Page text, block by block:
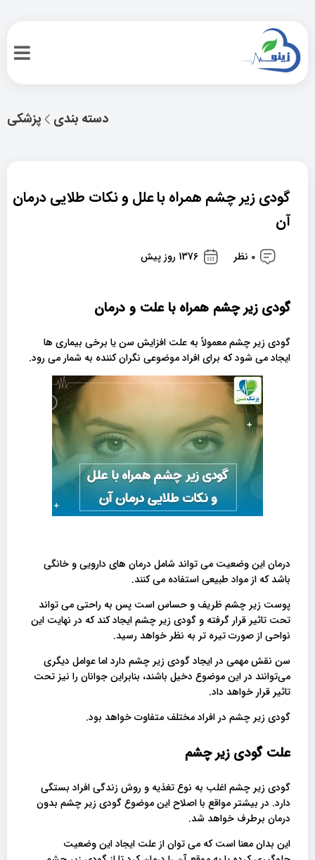
پزشکی دسته بندی
گودی زیر چشم همراه با علل و نکات طلایی درمان
آن
0 نظر 1376 روز پیش
گودی زیر چشم همراه با علت و درمان
گودی زیر چشم معمولاً به علت افزایش سن یا برخی بیماری ها
ایجاد می شود که برای افراد موضوعی نگران کننده به شمار می رود.
درمان این وضعیت می تواند شامل درمان های دارویی و خانگی
باشد که از مواد طبیعی استفاده می کنند.
پوست زیر چشم ظریف و حساس است پس به راحتی می تواند
تحت تاثیر قرار گرفته و گودی زیر چشم ایجاد کند که در نهایت این
نواحی از صورت تیره تر به نظر خواهد رسید.
سن نقش مهمی در ایجاد گودی زیر چشم دارد اما عوامل دیگری
می‌توانند در این موضوع دخیل باشند، بنابراین جوانان را نیز تحت
تاثیر قرار خواهد داد.
گودی زیر چشم در افراد مختلف متفاوت خواهد بود.
علت گودی زیر چشم
گودی زیر چشم اغلب به نوع تغذیه و روش زندگی افراد بستگی
دارد. در بیشتر مواقع با اصلاح این موضوع گودی زیر چشم بدون
درمان برطرف خواهد شد.
این بدان معنا است که می توان از علت ایجاد این وضعیت